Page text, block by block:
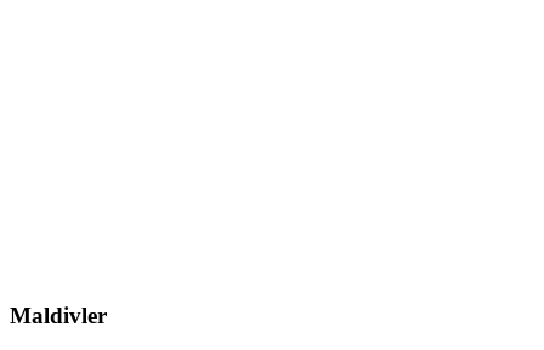
Maldivler